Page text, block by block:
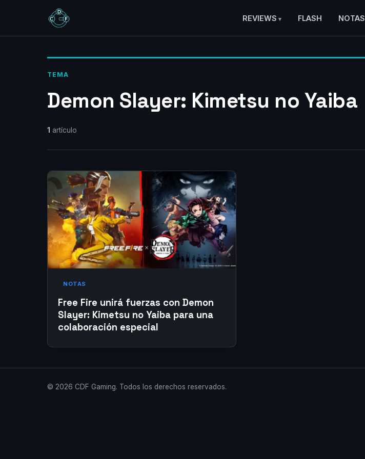
REVIEWS FLASH NOTAS
TEMA
Demon Slayer: Kimetsu no Yaiba
1 artículo
NOTAS
Free Fire unirá fuerzas con Demon
Slayer: Kimetsu no Yaiba para una
colaboración especial
© 2026 CDF Gaming. Todos los derechos reservados.